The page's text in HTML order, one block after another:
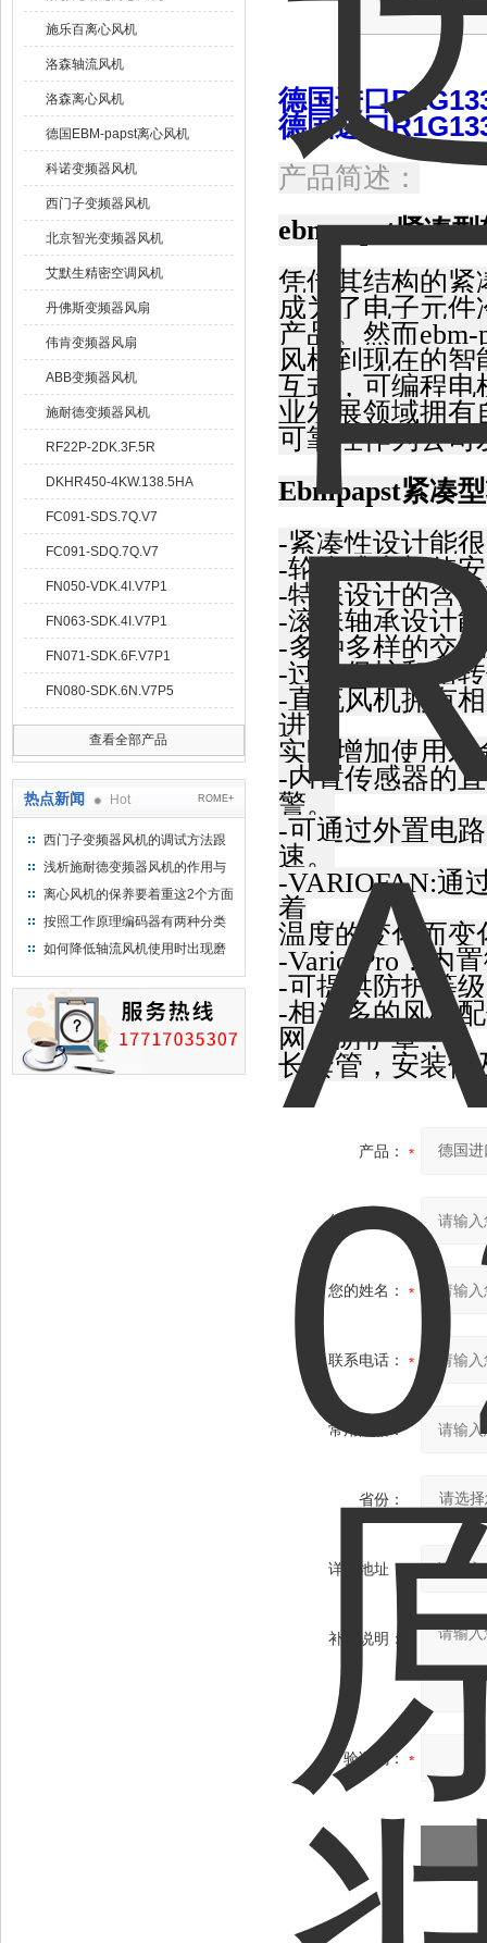
施乐百离心风机
洛森轴流风机
洛森离心风机
德国EBM-papst离心风机
科诺变频器风机
西门子变频器风机
北京智光变频器风机
艾默生精密空调风机
丹佛斯变频器风扇
伟肯变频器风扇
ABB变频器风机
施耐德变频器风机
RF22P-2DK.3F.5R
DKHR450-4KW.138.5HA
FC091-SDS.7Q.V7
FC091-SDQ.7Q.V7
FN050-VDK.4I.V7P1
FN063-SDK.4I.V7P1
FN071-SDK.6F.V7P1
FN080-SDK.6N.V7P5
查看全部产品
热点新闻 Hot ROME+
西门子变频器风机的调试方法跟
步骤
浅析施耐德变频器风机的作用与
意义所在
离心风机的保养要着重这2个方面
按照工作原理编码器有两种分类
如何降低轴流风机使用时出现磨
德国进口
德国进口
产品简述：
ebmpapst紧凑
凭借其结构的紧
成为了电子元
产品。然而
风机到现在的
互式，可编程电
业发展领域拥
可靠性作为公司
Ebmpapst紧凑
-紧凑性设计能
-轮缘式支架使
-特殊设计的含
-滚珠轴承设计
-多种多样的交
-过载保护和堵
-直流风机拥有
进而
实际增加使用寿
-内置传感器的
警。
-可通过外置电
速。
-VARIOFAN:通
着
温度的变化而变
-Vario-Pro：内
-可提供防护等
-相当多的风机
网，防护罩，
长套管，安装件
产品：
您的单位：
您的姓名：
联系电话：
常用邮箱：
省份：
详细地址：
补充说明：
验证码：